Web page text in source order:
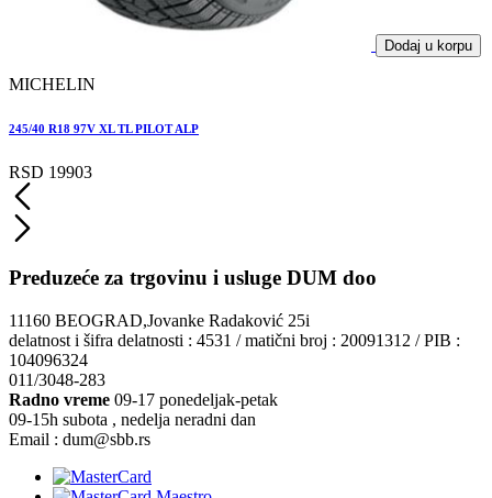
Dodaj u korpu
MICHELIN
245/40 R18 97V XL TL PILOT ALP
RSD 19903
Preduzeće za trgovinu i usluge DUM doo
11160 BEOGRAD,Jovanke Radaković 25i
delatnost i šifra delatnosti : 4531 / matični broj : 20091312 / PIB :
104096324
011/3048-283
Radno vreme 09-17 ponedeljak-petak
09-15h subota , nedelja neradni dan
Email : dum@sbb.rs